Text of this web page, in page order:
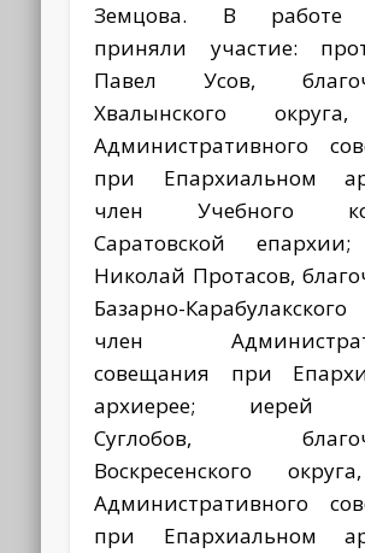
Земцова. В работе
приняли участие:
Павел Усов,
Хвалынского
Административного
при Епархиальном
член Учебного
Саратовской
Николай Протасов,
Базарно-
член
совещания при
архиерее; иерей
Суглобов,
Воскресенского
Административного
при Епархиальном